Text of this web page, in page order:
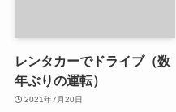
レンタカーでドライブ（数
年ぶりの運転）
2021年7月20日